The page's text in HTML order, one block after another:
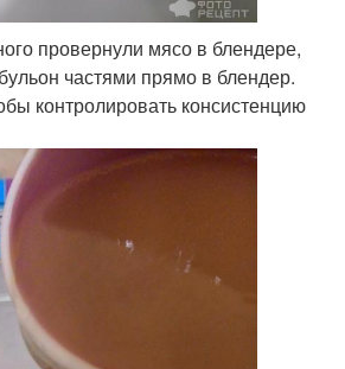
провернули мясо в блендере,
частями прямо в блендер.
контролировать консистенцию